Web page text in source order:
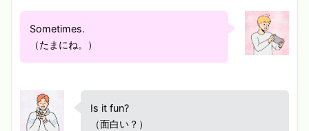
Sometimes.
（たまにね。）
Is it fun?
（面白い？）